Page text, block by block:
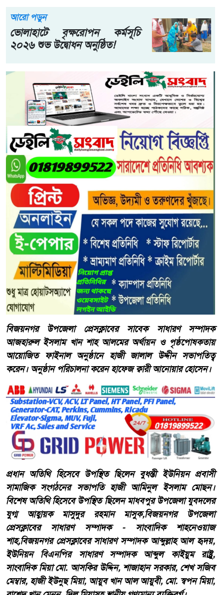
আরো পড়ুন
ভোলাহাটে বৃক্ষরোপন কর্মসূচি
২০২৬ শুভ উদ্বোধন অনুষ্ঠিত!
বিজয়নগর উপজেলা প্রেসক্লাবের সাবেক সাধারণ সম্পাদক
আজহারুল ইসলাম খান শাহ আলমের অর্থায়ন ও পৃষ্ঠপোষকতায়
আয়োজিত ফাইনাল অনুষ্ঠানে হাজী জালাল উদ্দীন সভাপতিত্ব
করেন। অনুষ্ঠান পরিচালনা করেন হাফেজ ক্বারী আনোয়ার হোসেন।
প্রধান অতিথি হিসেবে উপস্থিত ছিলেন বুধন্তী ইউনিয়ন প্রবাসী
সামাজিক সংগঠনের সভাপতি হাজী আমিনুল ইসলাম মোছন।
বিশেষ অতিথি হিসেবে উপস্থিত ছিলেন মাধবপুর উপজেলা যুবদলের
যুগ্ম আহ্বায়ক মাসুদুর রহমান মাসুক,বিজয়নগর উপজেলা
প্রেসক্লাবের সাধারণ সম্পাদক - সাংবাদিক শাহনেওয়াজ
শাহ,বিজয়নগর প্রেসক্লাবের সাধারণ সম্পাদক আব্দুল্লাহ আল হৃদয়,
ইউনিয়ন বিএনপির সাধারণ সম্পাদক আব্দুল কাইয়ুম রাষ্ট্রু,
সাংবাদিক মিয়া মো. আসকির উদ্দিন, শাজাহান সরকার, শেখ সজিব
মেম্বার, হাজী ইউনুছ মিয়া, আয়ুব খান আল আয়ুবী, মো. স্বপন মিয়া,